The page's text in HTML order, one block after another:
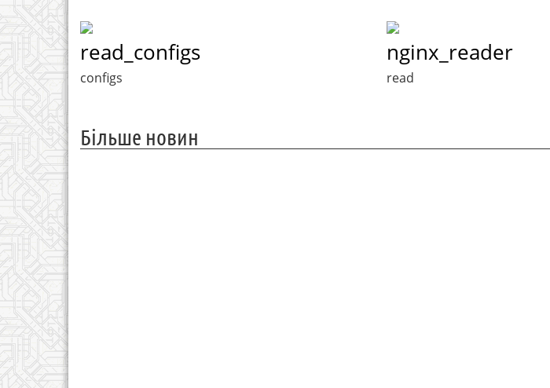
read_configs
configs
nginx_reader
read
Більше новин